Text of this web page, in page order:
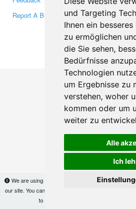
und Targeting
Ihnen ein
zu ermöglichen
die Sie sehen,
Bedürfnisse
Technologien
um Ergebnisse zu
verstehen, woher
kommen oder um
weiter zu
Alle
Ich
We are using cookies to provide statistics that help
our site. You can find out more
to use the site without changes, you are
Report A Bug
Makis© Copyright